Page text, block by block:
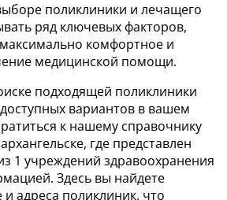
поликлиники и лечащего
ряд ключевых факторов,
комфортное и
медицинской помощи.
подходящей поликлиники
вариантов в вашем
к нашему справочнику
где представлен
1 учреждений здравоохранения
Здесь вы найдете
адреса поликлиник, что